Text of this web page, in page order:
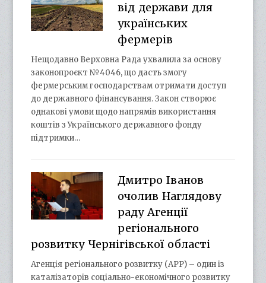
від держави для
українських
фермерів
Нещодавно Верховна Рада ухвалила за основу
законопроєкт №4046, що дасть змогу
фермерським господарствам отримати доступ
до державного фінансування. Закон створює
однакові умови щодо напрямів використання
коштів з Українського державного фонду
підтримки…
Дмитро Іванов
очолив Наглядову
раду Агенції
регіонального
розвитку Чернігівської області
Агенція регіонального розвитку (АРР) – один із
каталізаторів соціально-економічного розвитку